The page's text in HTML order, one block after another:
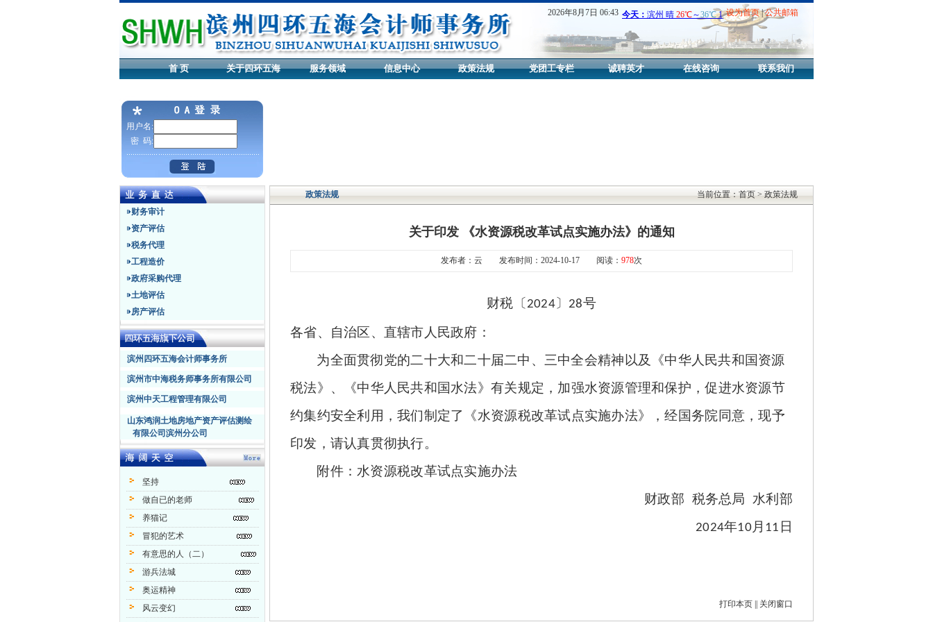
2026年8月7日 06:43 设为首页|公共邮箱
首 页 关于四环五海 服务领域 信息中心 政策法规 党团工专栏 诚聘英才 在线咨询 联系我们
用户名:
密 码:
财务审计
资产评估
税务代理
工程造价
政府采购代理
土地评估
房产评估
滨州四环五海会计师事务所
滨州市中海税务师事务所有限公司
滨州中天工程管理有限公司
山东鸿润土地房地产资产评估测绘
有限公司滨州分公司
坚持
做自已的老师
养猫记
冒犯的艺术
有意思的人（二）
游兵法城
奥运精神
风云变幻
政策法规 当前位置：首页 > 政策法规
关于印发 《水资源税改革试点实施办法》的通知
发布者：云 发布时间：2024-10-17 阅读： 978次
财税〔 2024〕 28号
各省、自治区、直辖市人民政府：
为全面贯彻党的二十大和二十届二中、三中全会精神以及《中华人民共和国资源
税法》、《中华人民共和国水法》有关规定，加强水资源管理和保护，促进水资源节
约集约安全利用，我们制定了《水资源税改革试点实施办法》，经国务院同意，现予
印发，请认真贯彻执行。
附件：水资源税改革试点实施办法
财政部 税务总局 水利部
2024年10 月 11 日
打印本页 关闭窗口